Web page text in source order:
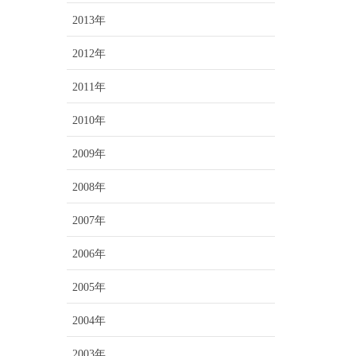
2013年
2012年
2011年
2010年
2009年
2008年
2007年
2006年
2005年
2004年